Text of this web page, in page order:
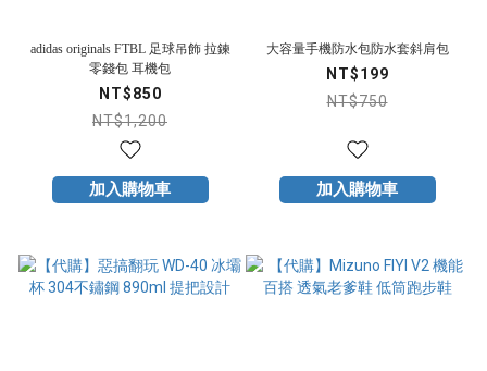
adidas originals FTBL 足球吊飾 拉鍊
零錢包 耳機包
NT$850
NT$1,200
加入購物車
大容量手機防水包防水套斜肩包
NT$199
NT$750
加入購物車